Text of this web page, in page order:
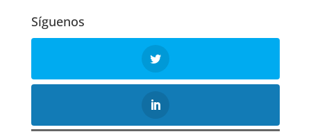
Síguenos